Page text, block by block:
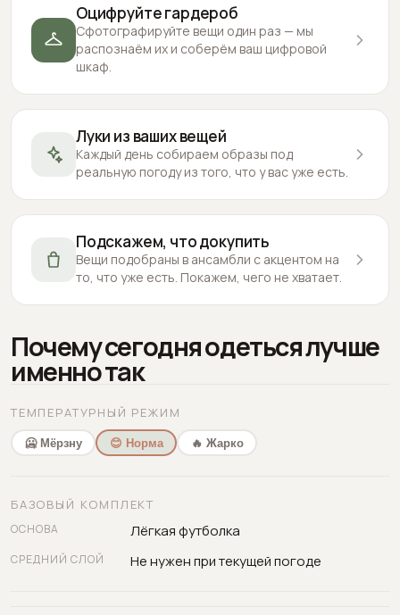
Оцифруйте гардероб
Сфотографируйте вещи один раз — мы
распознаём их и соберём ваш цифровой
шкаф.
Луки из ваших вещей
Каждый день собираем образы под
реальную погоду из того, что у вас уже есть.
Подскажем, что докупить
Вещи подобраны в ансамбли с акцентом на
то, что уже есть. Покажем, чего не хватает.
Почему сегодня одеться лучше
именно так
ТЕМПЕРАТУРНЫЙ РЕЖИМ
🥶 Мёрзну 😊 Норма 🔥 Жарко
БАЗОВЫЙ КОМПЛЕКТ
ОСНОВА Лёгкая футболка
СРЕДНИЙ СЛОЙ Не нужен при текущей погоде